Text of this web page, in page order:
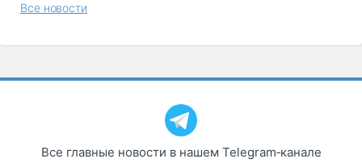
Все новости
Все главные новости в нашем Telegram‑канале